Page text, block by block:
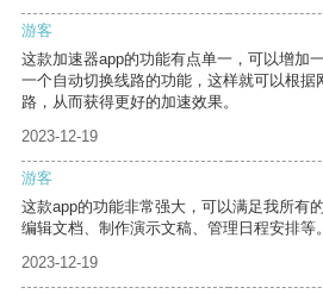
游客
这款加速器app的功能有点单一，可以增加
一个自动切换线路的功能，这样就可以根据
路，从而获得更好的加速效果。
2023-12-19
游客
这款app的功能非常强大，可以满足我所有
编辑文档、制作演示文稿、管理日程安排等。
2023-12-19